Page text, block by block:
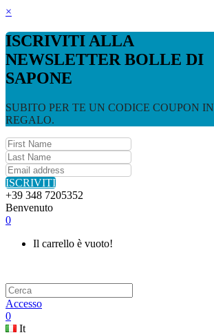
×
ISCRIVITI ALLA
NEWSLETTER BOLLE DI
SAPONE
SUBITO PER TE UN CODICE COUPON IN
REGALO.
ISCRIVITI
+39 348 7205352
Benvenuto
0
Il carrello è vuoto!
Accesso
0
It